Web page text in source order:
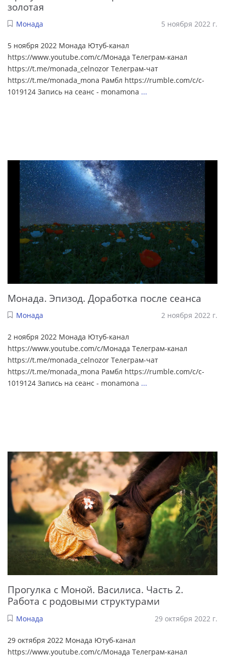
золотая
Монада 5 ноября 2022 г.
5 ноября 2022 Монада Ютуб-канал
https://www.youtube.com/c/Монада Телеграм-канал
https://t.me/monada_celnozor Телеграм-чат
https://t.me/monada_mona Рамбл https://rumble.com/c/c-
1019124 Запись на сеанс - monamona ...
Монада. Эпизод. Доработка после сеанса
Монада 2 ноября 2022 г.
2 ноября 2022 Монада Ютуб-канал
https://www.youtube.com/c/Монада Телеграм-канал
https://t.me/monada_celnozor Телеграм-чат
https://t.me/monada_mona Рамбл https://rumble.com/c/c-
1019124 Запись на сеанс - monamona ...
Прогулка с Моной. Василиса. Часть 2.
Работа с родовыми структурами
Монада 29 октября 2022 г.
29 октября 2022 Монада Ютуб-канал
https://www.youtube.com/c/Монада Телеграм-канал